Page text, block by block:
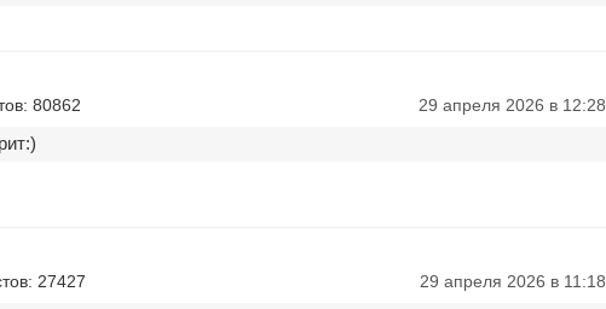
80862
29 апреля 2026 в 12:28
27427 29 апреля 2026 в 11:18